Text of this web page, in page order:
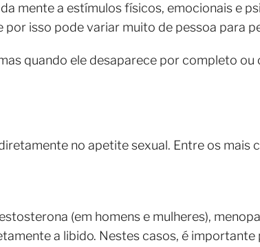
mente a estímulos físicos, emocionais e
isso pode variar muito de pessoa para
quando ele desaparece por completo ou
no apetite sexual. Entre os mais
(em homens e mulheres),
a libido. Nestes casos, é